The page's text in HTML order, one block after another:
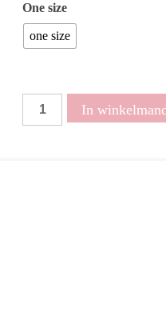
One size
one size
Vest
In